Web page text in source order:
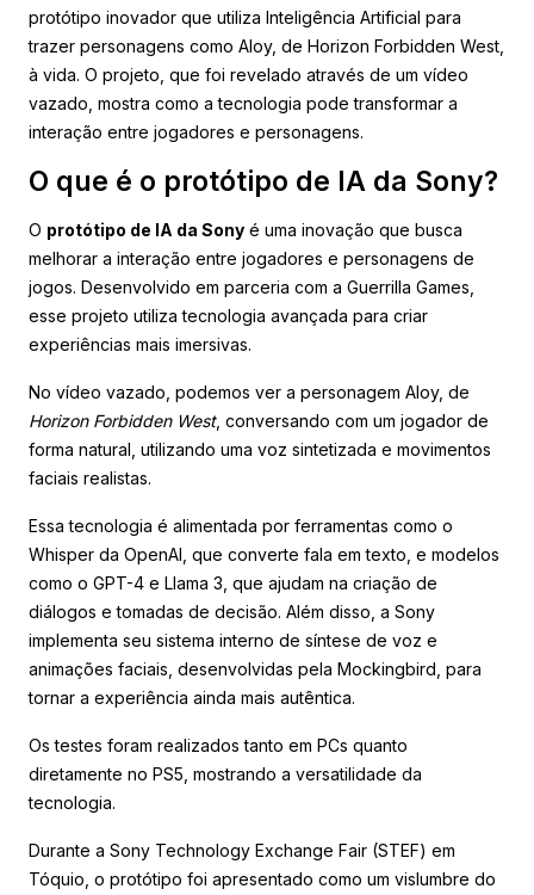
protótipo inovador que utiliza Inteligência Artificial para
trazer personagens como Aloy, de Horizon Forbidden West,
à vida. O projeto, que foi revelado através de um vídeo
vazado, mostra como a tecnologia pode transformar a
interação entre jogadores e personagens.
O que é o protótipo de IA da Sony?
O protótipo de IA da Sony é uma inovação que busca
melhorar a interação entre jogadores e personagens de
jogos. Desenvolvido em parceria com a Guerrilla Games,
esse projeto utiliza tecnologia avançada para criar
experiências mais imersivas.
No vídeo vazado, podemos ver a personagem Aloy, de
Horizon Forbidden West, conversando com um jogador de
forma natural, utilizando uma voz sintetizada e movimentos
faciais realistas.
Essa tecnologia é alimentada por ferramentas como o
Whisper da OpenAI, que converte fala em texto, e modelos
como o GPT-4 e Llama 3, que ajudam na criação de
diálogos e tomadas de decisão. Além disso, a Sony
implementa seu sistema interno de síntese de voz e
animações faciais, desenvolvidas pela Mockingbird, para
tornar a experiência ainda mais autêntica.
Os testes foram realizados tanto em PCs quanto
diretamente no PS5, mostrando a versatilidade da
tecnologia.
Durante a Sony Technology Exchange Fair (STEF) em
Tóquio, o protótipo foi apresentado como um vislumbre do